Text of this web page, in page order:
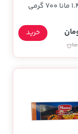
خرید